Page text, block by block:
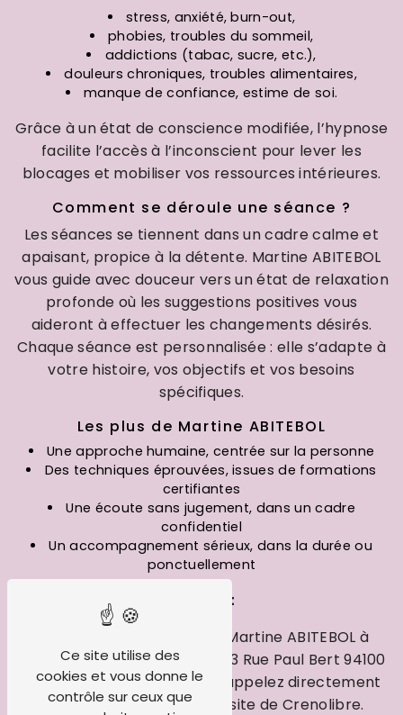
stress, anxiété, burn-out,
phobies, troubles du sommeil,
addictions (tabac, sucre, etc.),
douleurs chroniques, troubles alimentaires,
manque de confiance, estime de soi.
Grâce à un état de conscience modifiée, l’hypnose
facilite l’accès à l’inconscient pour lever les
blocages et mobiliser vos ressources intérieures.
Comment se déroule une séance ?
Les séances se tiennent dans un cadre calme et
apaisant, propice à la détente. Martine ABITEBOL
vous guide avec douceur vers un état de relaxation
profonde où les suggestions positives vous
aideront à effectuer les changements désirés.
Chaque séance est personnalisée : elle s’adapte à
votre histoire, vos objectifs et vos besoins
spécifiques.
Les plus de Martine ABITEBOL
Une approche humaine, centrée sur la personne
Des techniques éprouvées, issues de formations
certifiantes
Une écoute sans jugement, dans un cadre
confidentiel
Un accompagnement sérieux, dans la durée ou
ponctuellement
Contact
Prenez rendez-vous avec Martine ABITEBOL à
Joinville-le-Pont, à l’adresse 3 Rue Paul Bert 94100
Saint-Maur-des-Fossés, ou appelez directement
au06 11 26 62 38ou via le site de Crenolibre.
Ce site utilise des
cookies et vous donne le
contrôle sur ceux que